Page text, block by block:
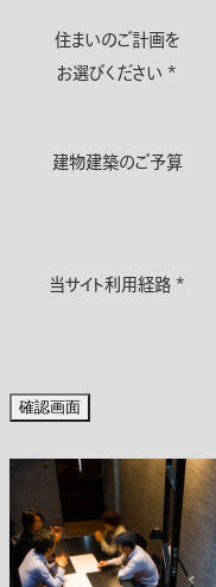
住まいのご計画を
お選びください *
建物建築のご予算
当サイト利用経路 *